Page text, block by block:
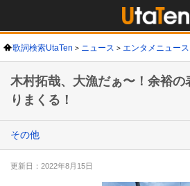
歌詞検索UtaTen ニュース エンタメニュース
木村拓哉、大漁だぁ〜！余裕
りまくる！
その他
更新日：2022年8月15日